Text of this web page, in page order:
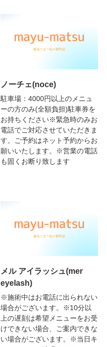
ノーチェ(noce)
駐車場：4000円以上のメニュ
ーの方のみ(全額負担)駐車券を
お持ちください※緊急時のみお
電話でご対応させていただきま
す。ご予約はネット予約からお
願いいたします。※営業の電話
も固くお断り致します
メル アイラッシュ(mer
eyelash)
※施術中はお電話に出られない
場合がございます。※10分以
上の遅刻は希望メニューをお受
けできない場合、ご案内できな
い場合がございます。※当日キ